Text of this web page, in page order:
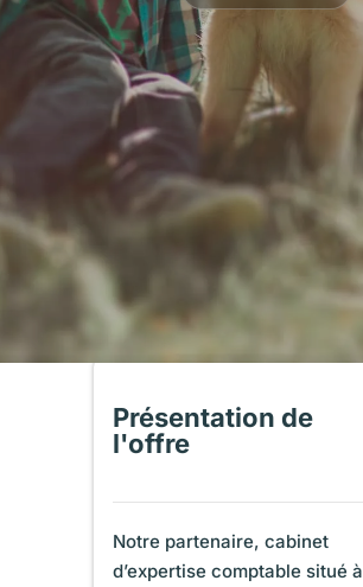
Présentation de
l'offre
Notre partenaire, cabinet
d’expertise comptable situé à